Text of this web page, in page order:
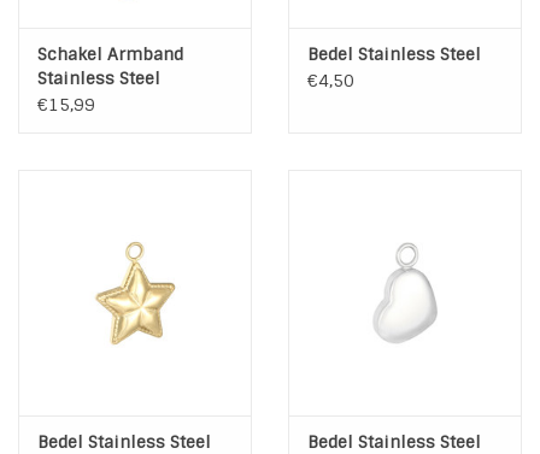
Schakel Armband
Stainless Steel
€15,99
Bedel Stainless Steel
€4,50
Bedel Stainless Steel
Bedel Stainless Steel